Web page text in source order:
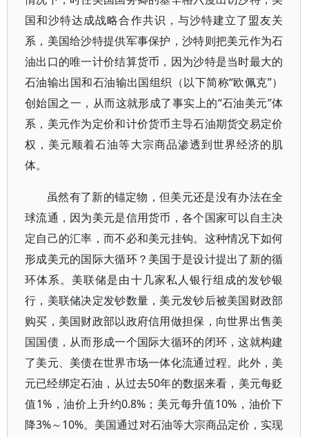
国和沙特达成战略合作共识，与沙特建立了盟友关
系，美国给沙特提供军事保护，沙特则把美元作为石
油出口的唯一计价结算货币，因为沙特是当时最大的
石油输出国和石油输出国组织（以下简称“欧佩克”）
创始国之一，从而这就形成了事实上的“石油美元”体
系，美元作为定价和计价货币主导石油期货交易定价
权，美元顺着石油等大宗商品渗透到世界经济的肌
体。
虽然有了新的锚定物，但美元还是没有办法在全
球流通，因为美元是信用货币，各个国家可以自主决
定自己的汇率，而不必和美元挂钩。这种情况下如何
形成美元的国际大循环？美国于是设计提出了新的循
环体系。美联储是由十几家私人银行组成的发钞银
行，美联储决定发钞数量，美元发钞后被美国财政部
购买，美国财政部以政府信用做担保，向世界出售美
国国债，从而形成一个国际大循环的闭环，这就构建
了美元、美债在世界市场一体化流通过程。此外，美
元已经绑定石油，从过去50年的数据来看，美元每贬
值1%，油价上升约0.8%；美元每升值10%，油价下
降3%～10%。美国通过对石油等大宗商品定价，实现